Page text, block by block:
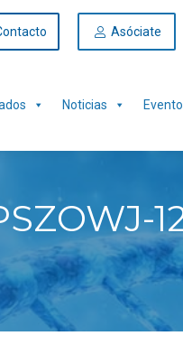
Asóciate
Noticias